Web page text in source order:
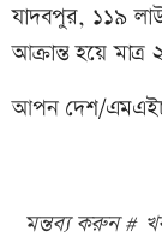
যাদবপুর, ১১৯
আক্রান্ত হয়ে
আপন দেশ/
মন্তব্য করুন #